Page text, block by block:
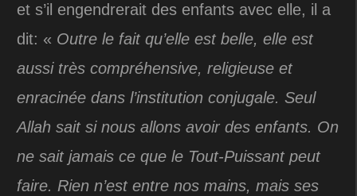
et s’il engendrerait des enfants avec elle, il a
dit: « Outre le fait qu’elle est belle, elle est
aussi très compréhensive, religieuse et
enracinée dans l’institution conjugale. Seul
Allah sait si nous allons avoir des enfants. On
ne sait jamais ce que le Tout-Puissant peut
faire. Rien n’est entre nos mains, mais ses